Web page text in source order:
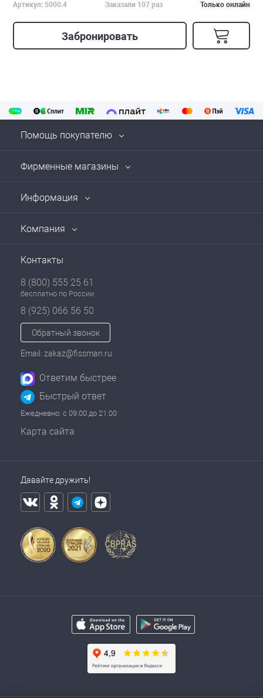
Артикул: 5000.4 Заказали 107 раз Только онлайн
Забронировать
Помощь покупателю
Фирменные магазины
Информация
Компания
Контакты
8 (800) 555 25 61
бесплатно по России
8 (925) 066 56 50
Обратный звонок
Email: zakaz@fissman.ru
Ответим быстрее
Быстрый ответ
Ежедневно: с 09:00 до 21:00
Карта сайта
Давайте дружить!